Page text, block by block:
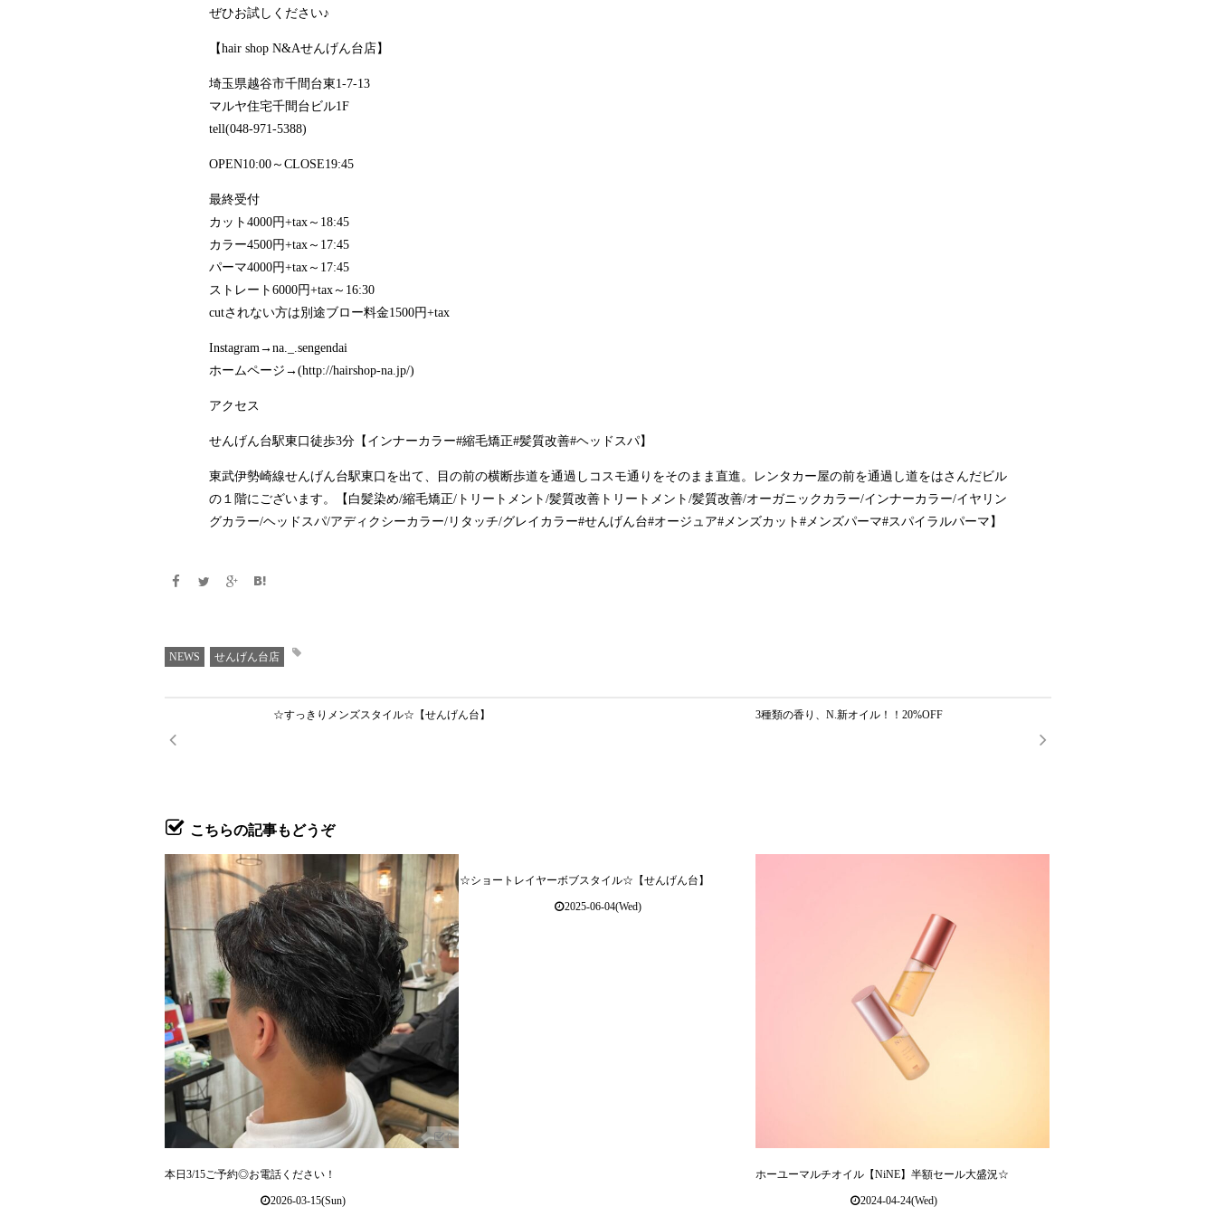
ぜひお試しください♪
【hair shop N&Aせんげん台店】
埼玉県越谷市千間台東1-7-13
マルヤ住宅千間台ビル1F
tell(048-971-5388)
OPEN10:00～CLOSE19:45
最終受付
カット4000円+tax～18:45
カラー4500円+tax～17:45
パーマ4000円+tax～17:45
ストレート6000円+tax～16:30
cutされない方は別途ブロー料金1500円+tax
Instagram→na._.sengendai
ホームページ→(http://hairshop-na.jp/)
アクセス
せんげん台駅東口徒歩3分【インナーカラー#縮毛矯正#髪質改善#ヘッドスパ】
東武伊勢崎線せんげん台駅東口を出て、目の前の横断歩道を通過しコスモ通りをそのまま直進。レンタカー屋の前を通過し道をはさんだビル
の１階にございます。【白髪染め/縮毛矯正/トリートメント/髪質改善トリートメント/髪質改善/オーガニックカラー/インナーカラー/イヤリン
グカラー/ヘッドスパ/アディクシーカラー/リタッチ/グレイカラー#せんげん台#オージュア#メンズカット#メンズパーマ#スパイラルパーマ】
NEWS せんげん台店
☆すっきりメンズスタイル☆【せんげん台】 3種類の香り、N.新オイル！！20%OFF
こちらの記事もどうぞ
0
本日3/15ご予約◎お電話ください！
2026-03-15(Sun)
☆ショートレイヤーボブスタイル☆【せんげん台】
2025-06-04(Wed)
ホーユーマルチオイル【NiNE】半額セール大盛況☆
2024-04-24(Wed)